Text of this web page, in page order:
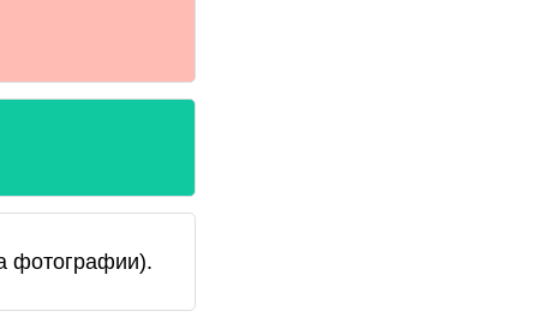
фотографии).